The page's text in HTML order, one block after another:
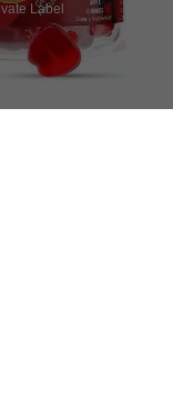
Label